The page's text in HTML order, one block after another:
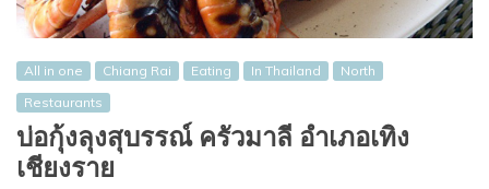
All in one Chiang Rai Eating In Thailand
North
Restaurants
บ่อกุ้งลุงสุบรรณ์ ครัวมาลี อำเภอเทิง
เชียงราย